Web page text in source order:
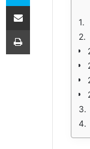
E-Posta ile paylaş